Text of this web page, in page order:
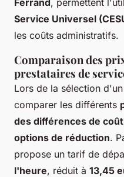
Service Universel
les coûts administratifs.
Comparaison des
prestataires de
Lors de la sélection
comparer les différents
des différences de
options de réduction.
propose un tarif de
l'heure, réduit à 13,45